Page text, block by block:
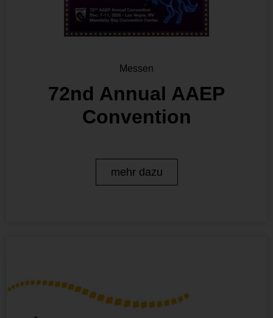
Messen
72nd Annual AAEP
Convention
mehr dazu